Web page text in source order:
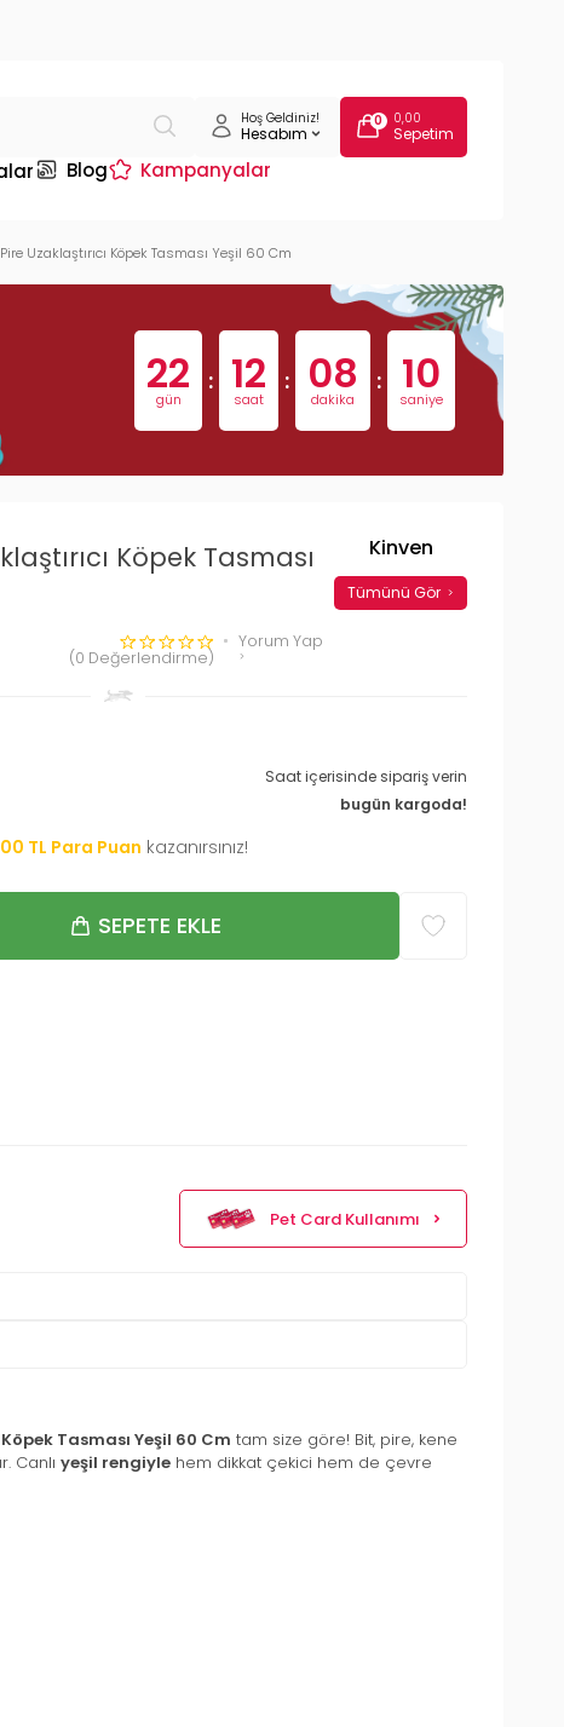
Hoş Geldiniz!
Hesabım
0 0,00
Sepetim
Blog Kampanyalar
Uzaklaştırıcı Köpek Tasması Yeşil 60 Cm
22
gün 12
saat 08
dakika 09
saniye
Köpek Tasması
(0 Değerlendirme)
Yorum Yap
Kinven
Tümünü Gör
Saat içerisinde sipariş verin
bugün kargoda!
TL Para Puan kazanırsınız!
SEPETE EKLE
Pet Card Kullanımı
Tasması Yeşil 60 Cm tam size göre! Bit, pire, kene
Canlı yeşil rengiyle hem dikkat çekici hem de çevre